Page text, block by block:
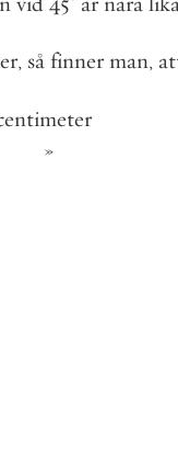
, så finner man,
»